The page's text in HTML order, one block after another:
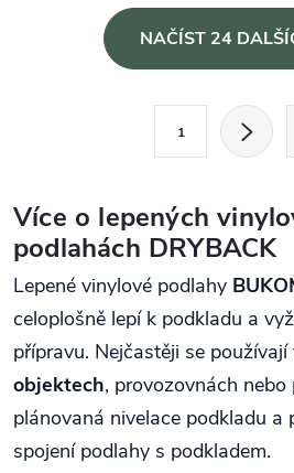
Ovládací prvky výpisu
NAČÍST 24
1
Více o lepených
podlahách DRYBACK
Lepené vinylové podlahy
celoplošně lepí k podkladu a
přípravu. Nejčastěji se používají
objektech, provozovnách
plánovaná nivelace podkladu a
spojení podlahy s podkladem.